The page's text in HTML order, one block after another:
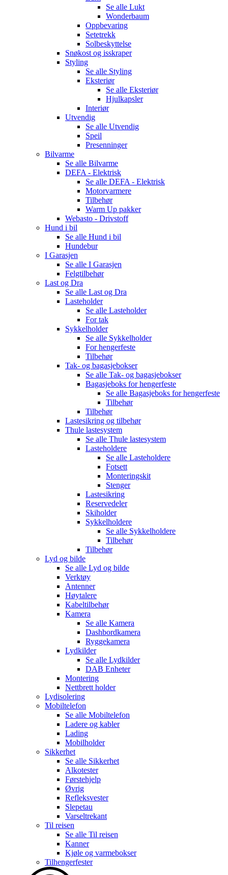
Se alle Lukt
Wonderbaum
Oppbevaring
Setetrekk
Solbeskyttelse
Snøkost og isskraper
Styling
Se alle Styling
Eksteriør
Se alle Eksteriør
Hjulkapsler
Interiør
Utvendig
Se alle Utvendig
Speil
Presenninger
Bilvarme
Se alle Bilvarme
DEFA - Elektrisk
Se alle DEFA - Elektrisk
Motorvarmere
Tilbehør
Warm Up pakker
Webasto - Drivstoff
Hund i bil
Se alle Hund i bil
Hundebur
I Garasjen
Se alle I Garasjen
Felgtilbehør
Last og Dra
Se alle Last og Dra
Lasteholder
Se alle Lasteholder
For tak
Sykkelholder
Se alle Sykkelholder
For hengerfeste
Tilbehør
Tak- og bagasjebokser
Se alle Tak- og bagasjebokser
Bagasjeboks for hengerfeste
Se alle Bagasjeboks for hengerfeste
Tilbehør
Tilbehør
Lastesikring og tilbehør
Thule lastesystem
Se alle Thule lastesystem
Lasteholdere
Se alle Lasteholdere
Fotsett
Monteringskit
Stenger
Lastesikring
Reservedeler
Skiholder
Sykkelholdere
Se alle Sykkelholdere
Tilbehør
Tilbehør
Lyd og bilde
Se alle Lyd og bilde
Verktøy
Antenner
Høytalere
Kabeltilbehør
Kamera
Se alle Kamera
Dashbordkamera
Ryggekamera
Lydkilder
Se alle Lydkilder
DAB Enheter
Montering
Nettbrett holder
Lydisolering
Mobiltelefon
Se alle Mobiltelefon
Ladere og kabler
Lading
Mobilholder
Sikkerhet
Se alle Sikkerhet
Alkotester
Førstehjelp
Øvrig
Refleksvester
Slepetau
Varseltrekant
Til reisen
Se alle Til reisen
Kanner
Kjøle og varmebokser
Tilhengerfester